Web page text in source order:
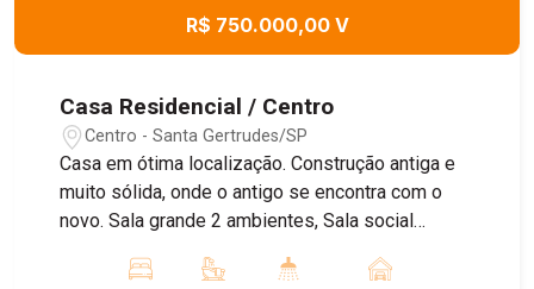
R$ 750.000,00 V
Casa Residencial / Centro
Centro - Santa Gertrudes/SP
Casa em ótima localização. Construção antiga e
muito sólida, onde o antigo se encontra com o
novo. Sala grande 2 ambientes, Sala social